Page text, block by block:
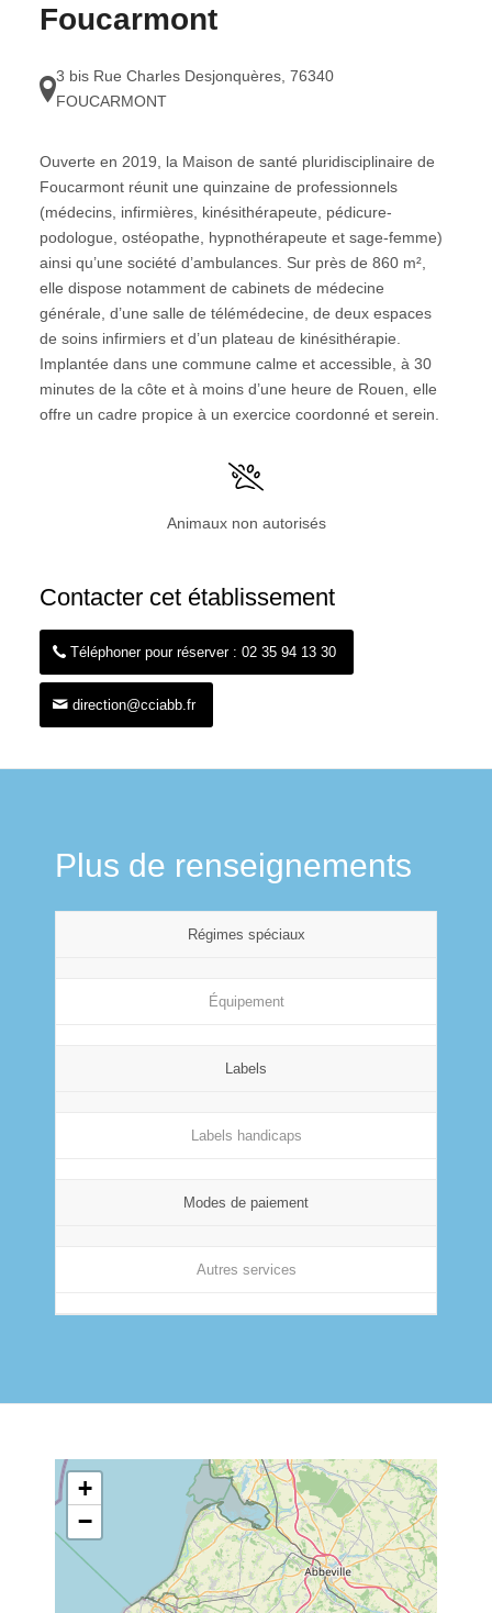
Foucarmont
3 bis Rue Charles Desjonquères, 76340
FOUCARMONT
Ouverte en 2019, la Maison de santé pluridisciplinaire de
Foucarmont réunit une quinzaine de professionnels
(médecins, infirmières, kinésithérapeute, pédicure-
podologue, ostéopathe, hypnothérapeute et sage-femme)
ainsi qu’une société d’ambulances. Sur près de 860 m²,
elle dispose notamment de cabinets de médecine
générale, d’une salle de télémédecine, de deux espaces
de soins infirmiers et d’un plateau de kinésithérapie.
Implantée dans une commune calme et accessible, à 30
minutes de la côte et à moins d’une heure de Rouen, elle
offre un cadre propice à un exercice coordonné et serein.
Animaux non autorisés
Contacter cet établissement
Téléphoner pour réserver : 02 35 94 13 30
direction@cciabb.fr
Plus de renseignements
Régimes spéciaux
Équipement
Labels
Labels handicaps
Modes de paiement
Autres services
+
−